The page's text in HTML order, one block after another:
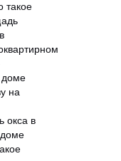
доме
на
окса в